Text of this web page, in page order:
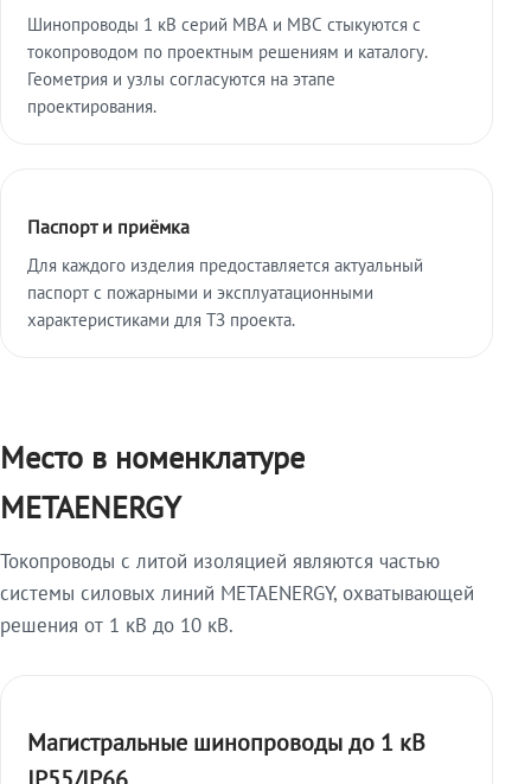
Шинопроводы 1 кВ серий МВА и МВС стыкуются с
токопроводом по проектным решениям и каталогу.
Геометрия и узлы согласуются на этапе
проектирования.
Паспорт и приёмка
Для каждого изделия предоставляется актуальный
паспорт с пожарными и эксплуатационными
характеристиками для ТЗ проекта.
Место в номенклатуре
METAENERGY
Токопроводы с литой изоляцией являются частью
системы силовых линий METAENERGY, охватывающей
решения от 1 кВ до 10 кВ.
Магистральные шинопроводы до 1 кВ